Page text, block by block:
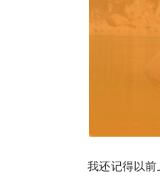
我还记得以